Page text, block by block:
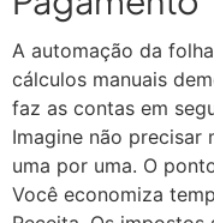
A automação da
cálculos manuais
faz as contas em
Imagine não precisar
uma por uma. O
Você economiza